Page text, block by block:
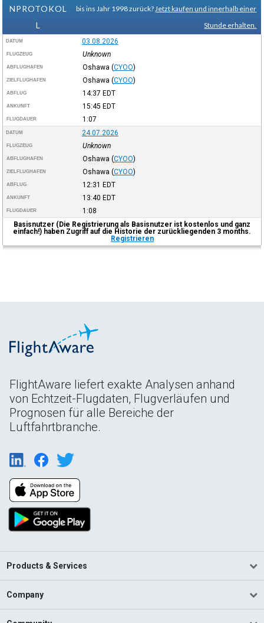
NPROTOKOL
L
bis ins Jahr 1998 zurück? Jetzt kaufen und innerhalb einer
Stunde erhalten.
DATUM 03.08.2026
FLUGZEUG Unknown
ABFLUGHAFEN Oshawa (CYOO)
ZIELFLUGHAFEN Oshawa (CYOO)
ABFLUG 14:37 EDT
ANKUNFT 15:45 EDT
FLUGDAUER 1:07
DATUM 24.07.2026
FLUGZEUG Unknown
ABFLUGHAFEN Oshawa (CYOO)
ZIELFLUGHAFEN Oshawa (CYOO)
ABFLUG 12:31 EDT
ANKUNFT 13:40 EDT
FLUGDAUER
1:08
Basisnutzer (Die Registrierung als Basisnutzer ist kostenlos und ganz
einfach!) haben Zugriff auf die Historie der zurückliegenden 3 months.
Registrieren
FlightAware liefert exakte Analysen anhand
von Echtzeit-Flugdaten, Flugverläufen und
Prognosen für alle Bereiche der
Luftfahrtbranche.
Products & Services
Company